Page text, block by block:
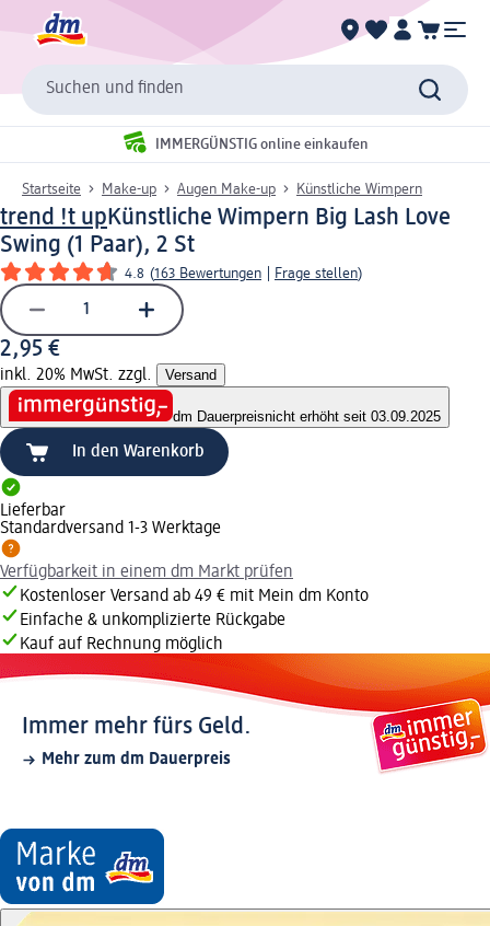
Suchen und finden
IMMERGÜNSTIG online einkaufen
Startseite Make-up Augen Make-up Künstliche Wimpern
trend !t up Künstliche Wimpern Big Lash Love
Swing (1 Paar), 2 St
4.8 (163 Bewertungen Frage stellen)
2,95 €
inkl. 20% MwSt. zzgl. Versand
dm Dauerpreisnicht erhöht seit 03.09.2025
In den Warenkorb
Lieferbar
Standardversand 1-3 Werktage
Verfügbarkeit in einem dm Markt prüfen
Kostenloser Versand ab 49 € mit Mein dm Konto
Einfache & unkomplizierte Rückgabe
Kauf auf Rechnung möglich
Immer mehr fürs Geld.
Mehr zum dm Dauerpreis